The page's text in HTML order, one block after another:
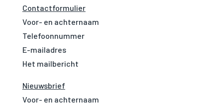
Contactformulier
Voor- en achternaam
Telefoonnummer
E-mailadres
Het mailbericht
Nieuwsbrief
Voor- en achternaam